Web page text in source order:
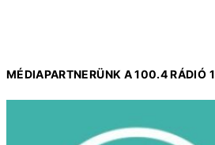
MÉDIAPARTNERÜNK A 100.4 RÁDIÓ 1